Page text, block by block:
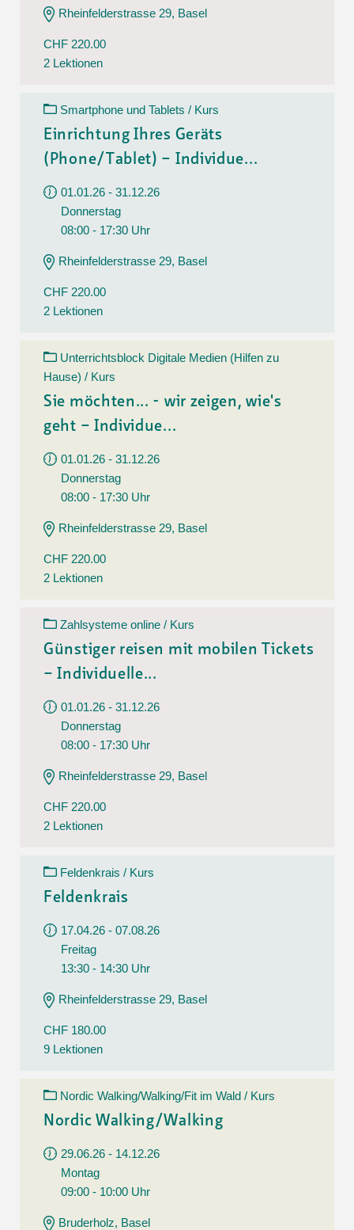
Rheinfelderstrasse 29, Basel
CHF 220.00
2 Lektionen
Smartphone und Tablets / Kurs
Einrichtung Ihres Geräts
(Phone/Tablet) – Individue...
01.01.26 - 31.12.26
Donnerstag
08:00 - 17:30 Uhr
Rheinfelderstrasse 29, Basel
CHF 220.00
2 Lektionen
Unterrichtsblock Digitale Medien (Hilfen zu
Hause) / Kurs
Sie möchten... - wir zeigen, wie's
geht – Individue...
01.01.26 - 31.12.26
Donnerstag
08:00 - 17:30 Uhr
Rheinfelderstrasse 29, Basel
CHF 220.00
2 Lektionen
Zahlsysteme online / Kurs
Günstiger reisen mit mobilen Tickets
– Individuelle...
01.01.26 - 31.12.26
Donnerstag
08:00 - 17:30 Uhr
Rheinfelderstrasse 29, Basel
CHF 220.00
2 Lektionen
Feldenkrais / Kurs
Feldenkrais
17.04.26 - 07.08.26
Freitag
13:30 - 14:30 Uhr
Rheinfelderstrasse 29, Basel
CHF 180.00
9 Lektionen
Nordic Walking/Walking/Fit im Wald / Kurs
Nordic Walking/Walking
29.06.26 - 14.12.26
Montag
09:00 - 10:00 Uhr
Bruderholz, Basel